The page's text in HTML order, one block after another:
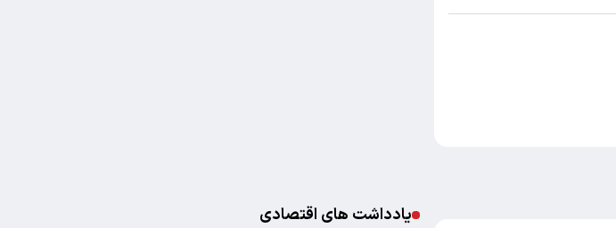
یادداشت های اقتصادی